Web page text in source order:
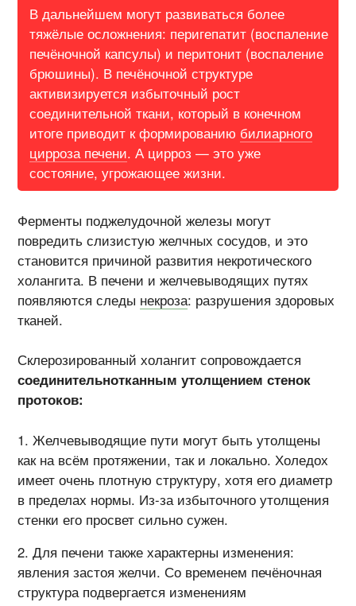
В дальнейшем могут развиваться более
тяжёлые осложнения: перигепатит (воспаление
печёночной капсулы) и перитонит (воспаление
брюшины). В печёночной структуре
активизируется избыточный рост
соединительной ткани, который в конечном
итоге приводит к формированию билиарного
цирроза печени. А цирроз — это уже
состояние, угрожающее жизни.
Ферменты поджелудочной железы могут
повредить слизистую желчных сосудов, и это
становится причиной развития некротического
холангита. В печени и желчевыводящих путях
появляются следы некроза: разрушения здоровых
тканей.
Склерозированный холангит сопровождается
соединительнотканным утолщением стенок
протоков:
Желчевыводящие пути могут быть утолщены
как на всём протяжении, так и локально. Холедох
имеет очень плотную структуру, хотя его диаметр
в пределах нормы. Из-за избыточного утолщения
стенки его просвет сильно сужен.
Для печени также характерны изменения:
явления застоя желчи. Со временем печёночная
структура подвергается изменениям